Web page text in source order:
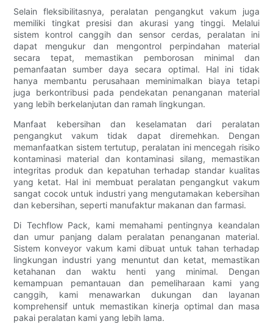
Selain fleksibilitasnya, peralatan pengangkut vakum juga
memiliki tingkat presisi dan akurasi yang tinggi. Melalui
sistem kontrol canggih dan sensor cerdas, peralatan ini
dapat mengukur dan mengontrol perpindahan material
secara tepat, memastikan pemborosan minimal dan
pemanfaatan sumber daya secara optimal. Hal ini tidak
hanya membantu perusahaan meminimalkan biaya tetapi
juga berkontribusi pada pendekatan penanganan material
yang lebih berkelanjutan dan ramah lingkungan.
Manfaat kebersihan dan keselamatan dari peralatan
pengangkut vakum tidak dapat diremehkan. Dengan
memanfaatkan sistem tertutup, peralatan ini mencegah risiko
kontaminasi material dan kontaminasi silang, memastikan
integritas produk dan kepatuhan terhadap standar kualitas
yang ketat. Hal ini membuat peralatan pengangkut vakum
sangat cocok untuk industri yang mengutamakan kebersihan
dan kebersihan, seperti manufaktur makanan dan farmasi.
Di Techflow Pack, kami memahami pentingnya keandalan
dan umur panjang dalam peralatan penanganan material.
Sistem konveyor vakum kami dibuat untuk tahan terhadap
lingkungan industri yang menuntut dan ketat, memastikan
ketahanan dan waktu henti yang minimal. Dengan
kemampuan pemantauan dan pemeliharaan kami yang
canggih, kami menawarkan dukungan dan layanan
komprehensif untuk memastikan kinerja optimal dan masa
pakai peralatan kami yang lebih lama.